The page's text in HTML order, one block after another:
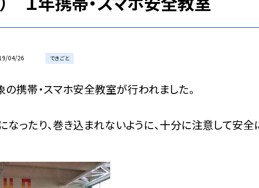
04/26 できごと
携帯・スマホ安全教室が行われました。
なったり、巻き込まれないように、十分に注意して安全